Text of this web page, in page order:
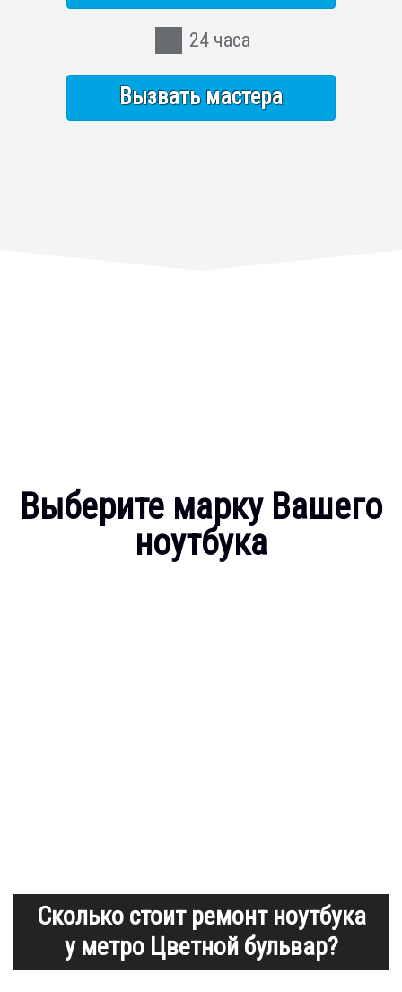
24 часа
Вызвать мастера
Выберите марку Вашего
ноутбука
Сколько стоит ремонт ноутбука
у метро Цветной бульвар?